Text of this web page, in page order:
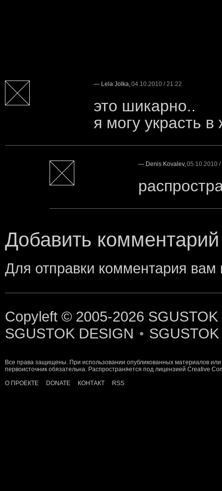
— Lela Jolka,04.10.2010 / 21:22
это шикарно..
я могу украсть
— Denis Kovalev,05.10.2010 /
Добавить комментарий
Для отправки комментария
Copyleft © 2005-2026
SGUSTOK DESIGN •
Все права защищены. При использовании опубликованных материалов
первоисточник обязательна. Распространяется под лицензией Creative
О ПРОЕКТЕ
DONATE КОНТАКТ RSS